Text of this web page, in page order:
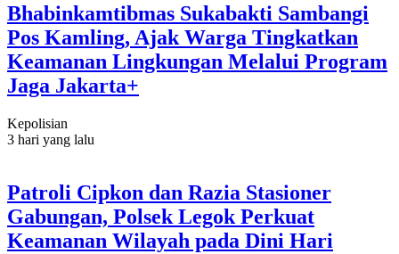
Bhabinkamtibmas Sukabakti Sambangi
Pos Kamling, Ajak Warga Tingkatkan
Keamanan Lingkungan Melalui Program
Jaga Jakarta+
Kepolisian
3 hari yang lalu
Patroli Cipkon dan Razia Stasioner
Gabungan, Polsek Legok Perkuat
Keamanan Wilayah pada Dini Hari